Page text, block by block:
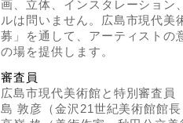
画、立体、インスタレーション
ルは問いません。広島市現代
募」を通して、アーティストの
の場を提供します。
審査員
広島市現代美術館と特別審査員
島 敦彦（金沢21世紀美術館館